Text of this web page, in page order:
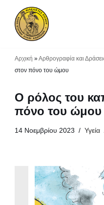
Μεταπηδήστε
Αρχική »Αρθρογραφία και
στον πόνο του ώμου
Ο ρόλος του
πόνο του ώμου
14 Νοεμβρίου 2023 Υγεία